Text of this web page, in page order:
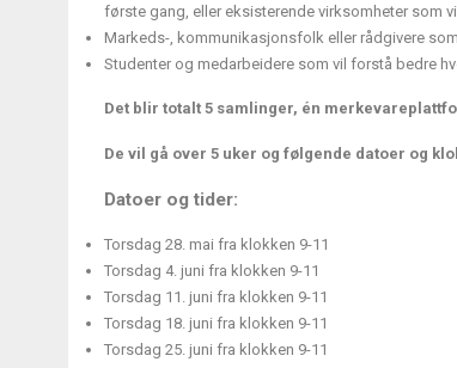
første gang, eller eksisterende virksomheter som
Markeds-, kommunikasjonsfolk eller rådgivere
Studenter og medarbeidere som vil forstå bedre
Det blir totalt 5 samlinger, én
De vil gå over 5 uker og følgende datoer og
Datoer og tider:
Torsdag 28. mai fra klokken 9-11
Torsdag 4. juni fra klokken 9-11
Torsdag 11. juni fra klokken 9-11
Torsdag 18. juni fra klokken 9-11
Torsdag 25. juni fra klokken 9-11